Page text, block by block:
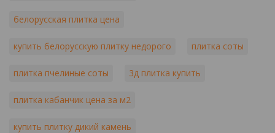
белорусская плитка цена
купить белорусскую плитку недорого плитка соты
плитка пчелиные соты 3д плитка купить
плитка кабанчик цена за м2
купить плитку дикий камень